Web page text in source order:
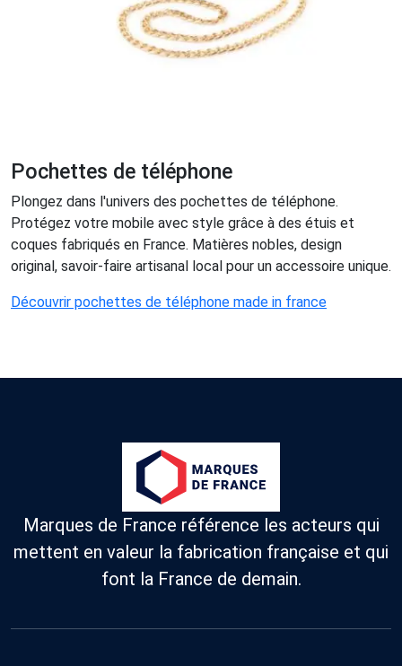
Pochettes de téléphone
Plongez dans l'univers des pochettes de téléphone.
Protégez votre mobile avec style grâce à des étuis et
coques fabriqués en France. Matières nobles, design
original, savoir-faire artisanal local pour un accessoire unique.
Découvrir pochettes de téléphone made in france
Marques de France référence les acteurs qui
mettent en valeur la fabrication française et qui
font la France de demain.